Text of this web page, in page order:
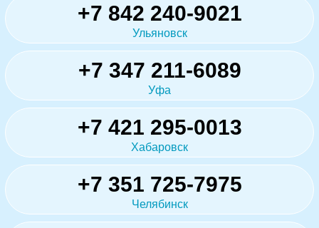
+7 842 240-9021
Ульяновск
+7 347 211-6089
Уфа
+7 421 295-0013
Хабаровск
+7 351 725-7975
Челябинск